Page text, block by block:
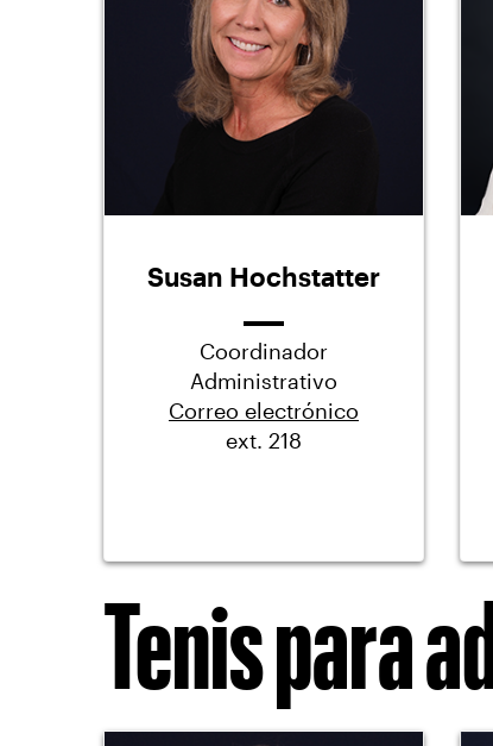
Susan Hochstatter
Coordinador
Administrativo
Correo electrónico
ext. 218
Tenis para